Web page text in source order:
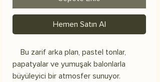
Hemen Satın Al
Bu zarif arka plan, pastel tonlar,
papatyalar ve yumuşak balonlarla
büyüleyici bir atmosfer sunuyor.